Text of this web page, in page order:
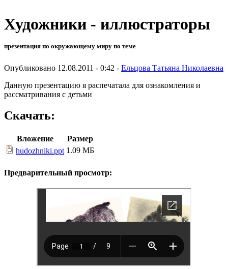
Художники - иллюстраторы
презентация по окружающему миру по теме
Опубликовано 12.08.2011 - 0:42 - Ельцова Татьяна Николаевна
Данную презентацию я распечатала для ознакомления и
рассматривания с детьми
Скачать:
Вложение
Размер
hudozhniki.ppt 1.09 МБ
Предварительный просмотр: